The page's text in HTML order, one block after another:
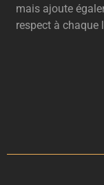
mais ajoute
respect à chaque